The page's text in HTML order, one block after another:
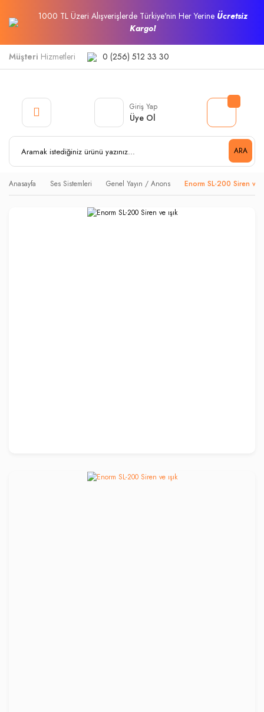
1000 TL Üzeri Alışverişlerde Türkiye'nin Her Yerine Ücretsiz
Kargo!
Müşteri Hizmetleri 0 (256) 512 33 30
ARA
Giriş Yap
Üye Ol
Anasayfa Ses Sistemleri Genel Yayın / Anons Enorm SL-200 Siren ve